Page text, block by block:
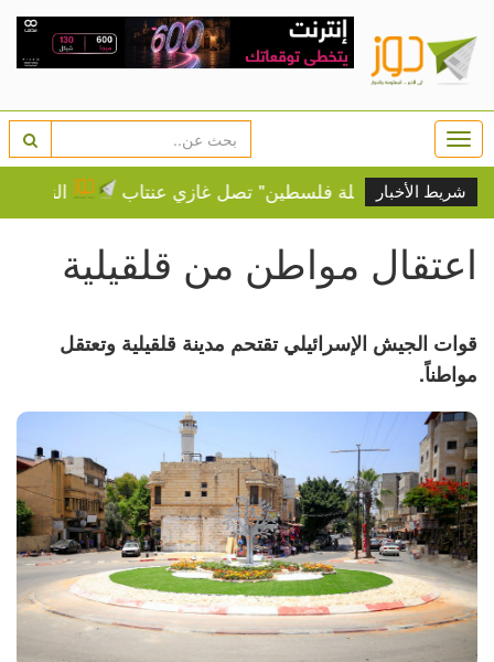
شريط الأخبار"قافلة فلسطين" تصل غازي عنتاب النفط
اعتقال مواطن من قلقيلية
قوات الجيش الإسرائيلي تقتحم مدينة قلقيلية وتعتقل
مواطناً.